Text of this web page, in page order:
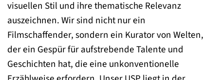
visuellen Stil und ihre thematische Relevanz
auszeichnen. Wir sind nicht nur ein
Filmschaffender, sondern ein Kurator von Welten,
der ein Gespür für aufstrebende Talente und
Geschichten hat, die eine unkonventionelle